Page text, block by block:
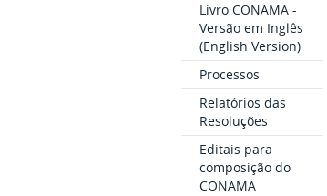
Livro CONAMA -
Versão em Inglês
(English Version)
Processos
Relatórios das
Resoluções
Editais para
composição do
CONAMA